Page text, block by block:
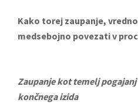
Kako torej zaupanje,
medsebojno povezati v
Zaupanje kot temelj pogajanj
končnega izida